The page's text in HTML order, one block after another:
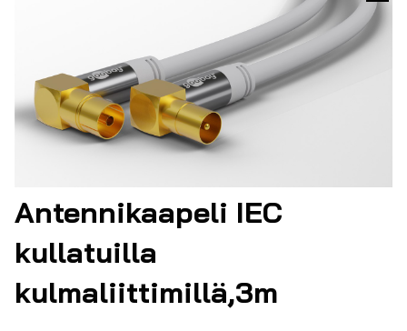
Antennikaapeli IEC
kullatuilla
kulmaliittimillä,3m